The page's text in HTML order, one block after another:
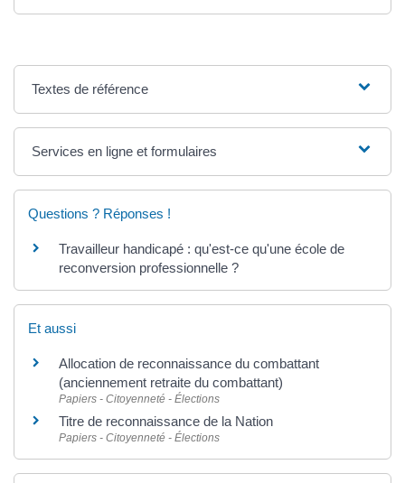
Textes de référence
Services en ligne et formulaires
Questions ? Réponses !
Travailleur handicapé : qu'est-ce qu'une école de
reconversion professionnelle ?
Et aussi
Allocation de reconnaissance du combattant
(anciennement retraite du combattant)
Papiers - Citoyenneté - Élections
Titre de reconnaissance de la Nation
Papiers - Citoyenneté - Élections